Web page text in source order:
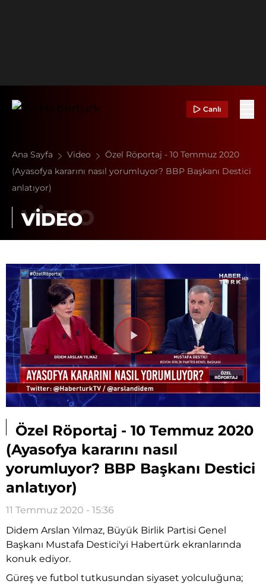
Canlı
Ana Sayfa Video
Özel Röportaj - 10 Temmuz 2020
(Ayasofya kararını nasıl yorumluyor? BBP Başkanı Destici
anlatıyor)
VİDEO
Videoyu
Oynat
Özel Röportaj - 10 Temmuz 2020
(Ayasofya kararını nasıl
yorumluyor? BBP Başkanı Destici
anlatıyor)
11 Temmuz 2020 - 15:36
Didem Arslan Yılmaz, Büyük Birlik Partisi Genel
Başkanı Mustafa Destici'yi Habertürk ekranlarında
konuk ediyor.
Güreş ve futbol tutkusundan siyaset yolculuğuna;